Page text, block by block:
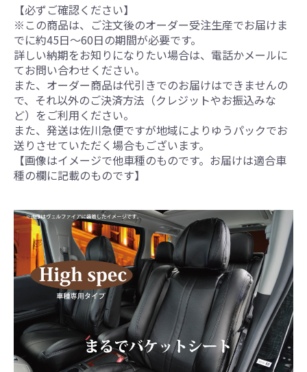
【必ずご確認ください】
※この商品は、ご注文後のオーダー受注生産でお届けま
でに約45日～60日の期間が必要です。
詳しい納期をお知りになりたい場合は、電話かメールに
てお問い合わせください。
また、オーダー商品は代引きでのお届けはできませんの
で、それ以外のご決済方法（クレジットやお振込みな
ど）をご利用ください。
また、発送は佐川急便ですが地域によりゆうパックでお
送りさせていただく場合もございます。
【画像はイメージで他車種のものです。お届けは適合車
種の欄に記載のものです】